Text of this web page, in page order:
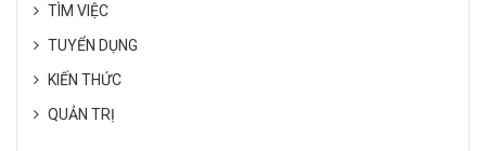
TÌM VIỆC
TUYỂN DỤNG
KIẾN THỨC
QUẢN TRỊ